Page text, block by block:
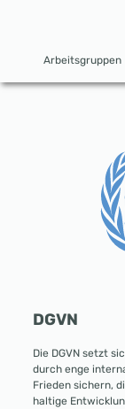
Arbeitsgruppen
DGVN
Die DGVN setzt
durch enge
Frieden sichern,
haltige